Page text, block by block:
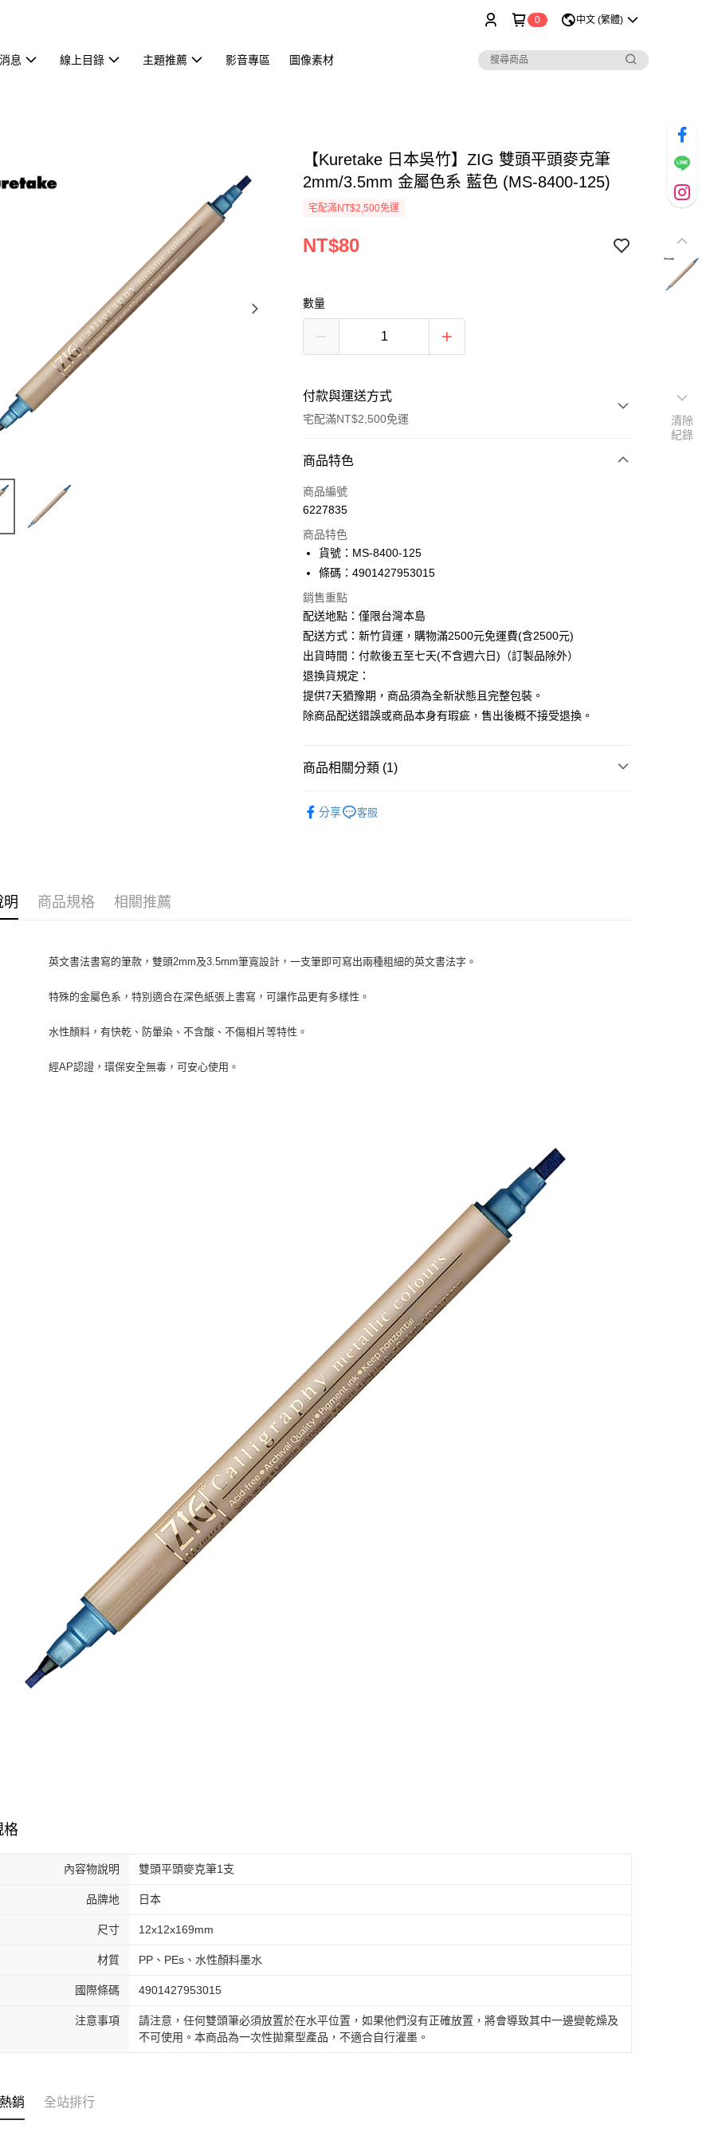
0 中文 (繁體)
息 線上目錄 主題推薦 影音專區 圖像素材
【Kuretake 日本吳竹】ZIG 雙頭平頭麥克筆
2mm/3.5mm 金屬色系 藍色 (MS-8400-125)
宅配滿NT$2,500免運
NT$80
數量
付款與運送方式
宅配滿NT$2,500免運
付款方式
信用卡一次付款
街口支付
悠遊付
ATM付款
運送方式
下單前請先詢問庫存
每筆NT$130，滿NT$2,500(含以上)免運費
商品特色
商品編號
6227835
商品特色
貨號：MS-8400-125
條碼：4901427953015
銷售重點
配送地點：僅限台灣本島
配送方式：新竹貨運，購物滿2500元免運費(含2500元)
出貨時間：付款後五至七天(不含週六日)（訂製品除外）
退換貨規定：
提供7天猶豫期，商品須為全新狀態且完整包裝。
除商品配送錯誤或商品本身有瑕疵，售出後概不接受退換。
商品相關分類 (1)
分享
客服
明 商品規格 相關推薦
英文書法書寫的筆款，雙頭2mm及3.5mm筆寬設計，一支筆即可寫出兩種粗細的英文書法字。
特殊的金屬色系，特別適合在深色紙張上書寫，可讓作品更有多樣性。
水性顏料，有快乾、防暈染、不含酸、不傷相片等特性。
經AP認證，環保安全無毒，可安心使用。
格
內容物說明 雙頭平頭麥克筆1支
品牌地 日本
尺寸 12x12x169mm
材質 PP、PEs、水性顏料墨水
國際條碼 4901427953015
注意事項
請注意，任何雙頭筆必須放置於在水平位置，如果他們沒有正確放置，將會導致其中一邊變乾燥及
不可使用。本商品為一次性拋棄型產品，不適合自行灌墨。
銷 全站排行
清除
紀錄